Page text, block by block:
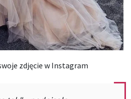
zdjęcie w Instagram